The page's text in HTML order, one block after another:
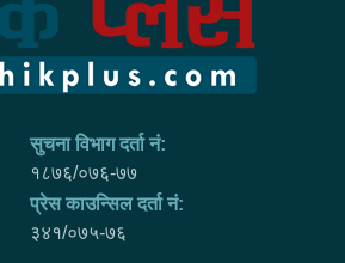
सुचना विभाग दर्ता नं:
१८७६/०७६-७७
प्रेस काउन्सिल दर्ता नं:
३४१/०७५-७६